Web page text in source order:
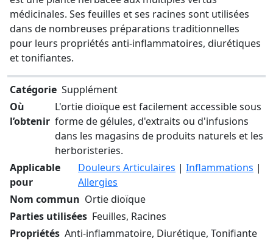
médicinales. Ses feuilles et ses racines sont utilisées
dans de nombreuses préparations traditionnelles
pour leurs propriétés anti-inflammatoires, diurétiques
et tonifiantes.
Catégorie Supplément
Où
l’obtenir
L'ortie dioïque est facilement accessible sous
forme de gélules, d'extraits ou d'infusions
dans les magasins de produits naturels et les
herboristeries.
Applicable
pour
Douleurs Articulaires |Inflammations |
Allergies
Nom commun Ortie dioïque
Parties utilisées Feuilles, Racines
Propriétés Anti-inflammatoire, Diurétique, Tonifiante